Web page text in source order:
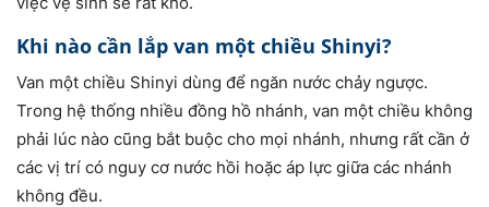
Khi nào cần lắp van một chiều Shinyi?
Van một chiều Shinyi dùng để ngăn nước chảy ngược.
Trong hệ thống nhiều đồng hồ nhánh, van một chiều không
phải lúc nào cũng bắt buộc cho mọi nhánh, nhưng rất cần ở
các vị trí có nguy cơ nước hồi hoặc áp lực giữa các nhánh
không đều.